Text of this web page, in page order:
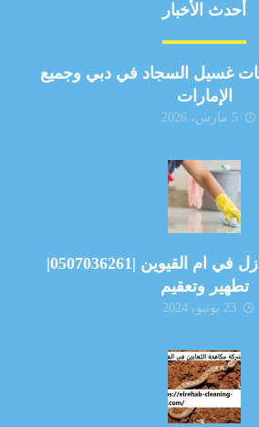
أحدث الأخبار
غسيل السجاد في دبي وجميع
الإمارات
5 مارس، 2026
شركة تعقيم منازل في ام القيوين |0507036261|
تطهير وتعقيم
23 يونيو، 2024